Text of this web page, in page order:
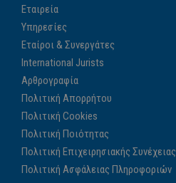
Εταιρεία
Υπηρεσίες
Εταίροι & Συνεργάτες
International Jurists
Αρθρογραφία
Πολιτική Απορρήτου
Πολιτική Cookies
Πολιτική Ποιότητας
Πολιτική Επιχειρησιακής Συνέχειας
Πολιτική Ασφάλειας Πληροφοριών